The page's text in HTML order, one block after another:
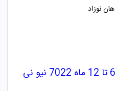
نوزاد
پستانک ارتودنسی 6 تا 12 ماه 7022 نیو نی